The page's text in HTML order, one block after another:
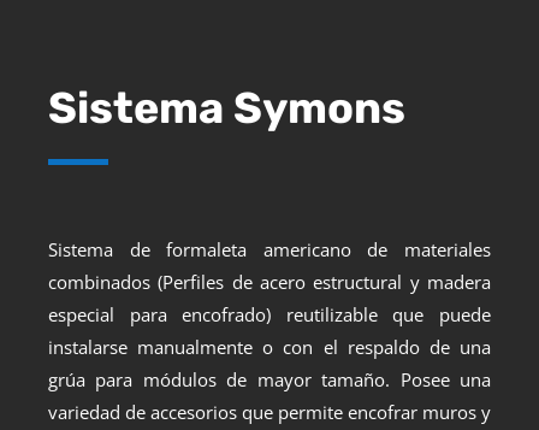
Sistema Symons
Sistema de formaleta americano de materiales
combinados (Perfiles de acero estructural y madera
especial para encofrado) reutilizable que puede
instalarse manualmente o con el respaldo de una
grúa para módulos de mayor tamaño. Posee una
variedad de accesorios que permite encofrar muros y